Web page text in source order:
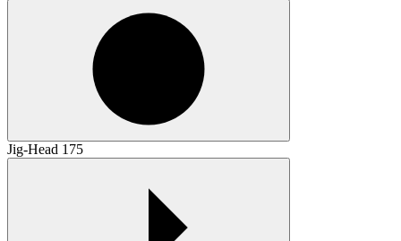
Jig-Head 175